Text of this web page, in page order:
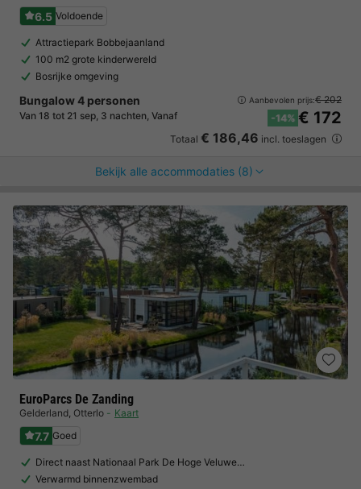
6.5 Voldoende
Attractiepark Bobbejaanland
100 m2 grote kinderwereld
Bosrijke omgeving
Bungalow 4 personen
Van 18 tot 21 sep, 3 nachten, Vanaf
Aanbevolen prijs:€ 202
-14% € 172
Totaal € 186,46 incl. toeslagen
Bekijk alle accommodaties (8)
EuroParcs De Zanding
Gelderland, Otterlo Kaart
7.7 Goed
Direct naast Nationaal Park De Hoge Veluwe…
Verwarmd binnenzwembad